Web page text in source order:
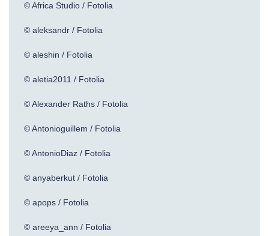
© Africa Studio / Fotolia
© aleksandr / Fotolia
© aleshin / Fotolia
© aletia2011 / Fotolia
© Alexander Raths / Fotolia
© Antonioguillem / Fotolia
© AntonioDiaz / Fotolia
© anyaberkut / Fotolia
© apops / Fotolia
© areeya_ann / Fotolia